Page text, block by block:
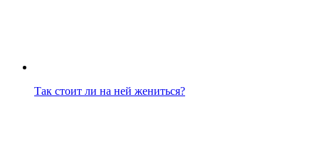
Так стоит ли на ней жениться?